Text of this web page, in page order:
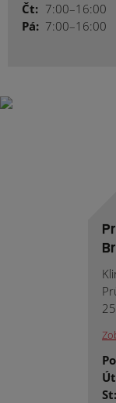
Čt: 7:00–16:00
Pá: 7:00–16:00
St: